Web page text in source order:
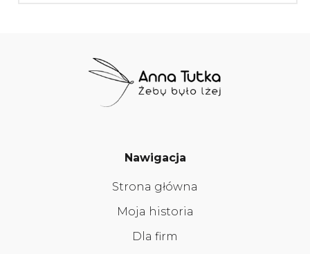
Nawigacja
Strona główna
Moja historia
Dla firm